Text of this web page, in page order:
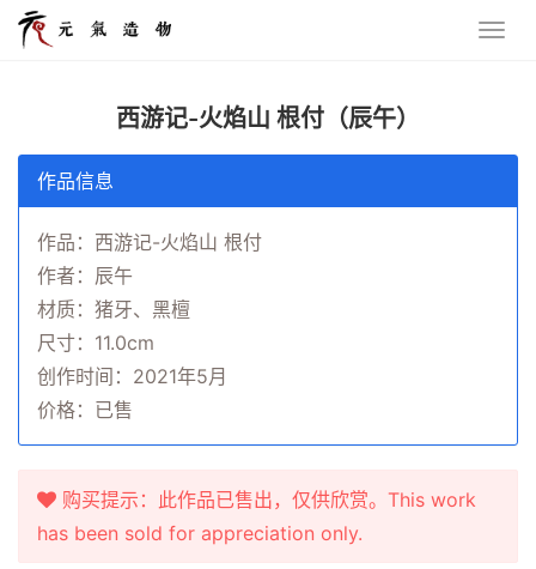
西游记-火焰山 根付（辰午）
作品信息
作品：西游记-火焰山 根付
作者：辰午
材质：猪牙、黑檀
尺寸：11.0cm
创作时间：2021年5月
价格：已售
购买提示：此作品已售出，仅供欣赏。This work
has been sold for appreciation only.